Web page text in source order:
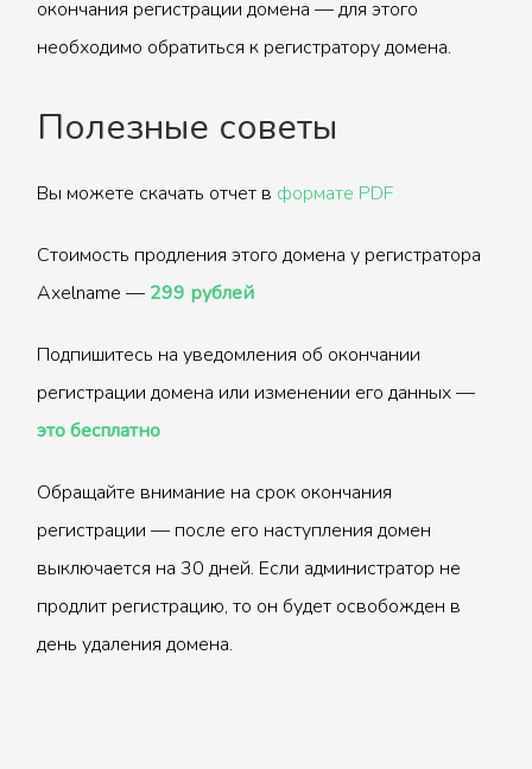
окончания регистрации домена — для этого
необходимо обратиться к регистратору домена.
Полезные советы
Вы можете скачать отчет в формате PDF
Стоимость продления этого домена у регистратора
Axelname — 299 рублей
Подпишитесь на уведомления об окончании
регистрации домена или изменении его данных —
это бесплатно
Обращайте внимание на срок окончания
регистрации — после его наступления домен
выключается на 30 дней. Если администратор не
продлит регистрацию, то он будет освобожден в
день удаления домена.